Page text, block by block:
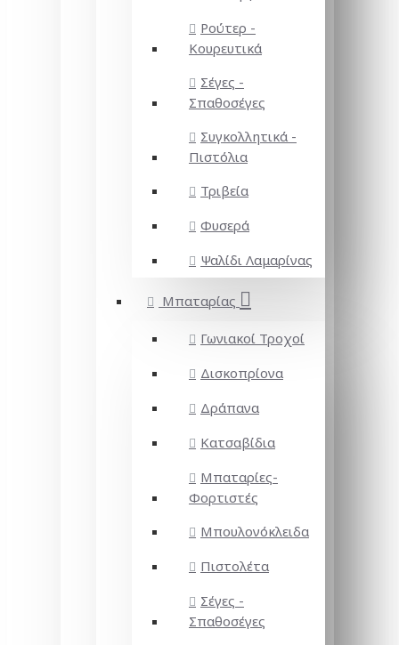
Ρούτερ -
Κουρευτικά
Σέγες -
Σπαθοσέγες
Συγκολλητικά -
Πιστόλια
Τριβεία
Φυσερά
Ψαλίδι Λαμαρίνας
Μπαταρίας
Γωνιακοί Τροχοί
Δισκοπρίονα
Δράπανα
Κατσαβίδια
Μπαταρίες-
Φορτιστές
Μπουλονόκλειδα
Πιστολέτα
Σέγες -
Σπαθοσέγες